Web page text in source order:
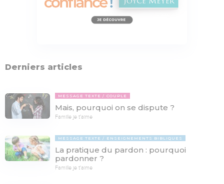
Derniers articles
MESSAGE TEXTE COUPLE
Mais, pourquoi on se dispute ?
Famille je t'aime
MESSAGE TEXTE ENSEIGNEMENTS BIBLIQUES
La pratique du pardon : pourquoi
pardonner ?
Famille je t'aime